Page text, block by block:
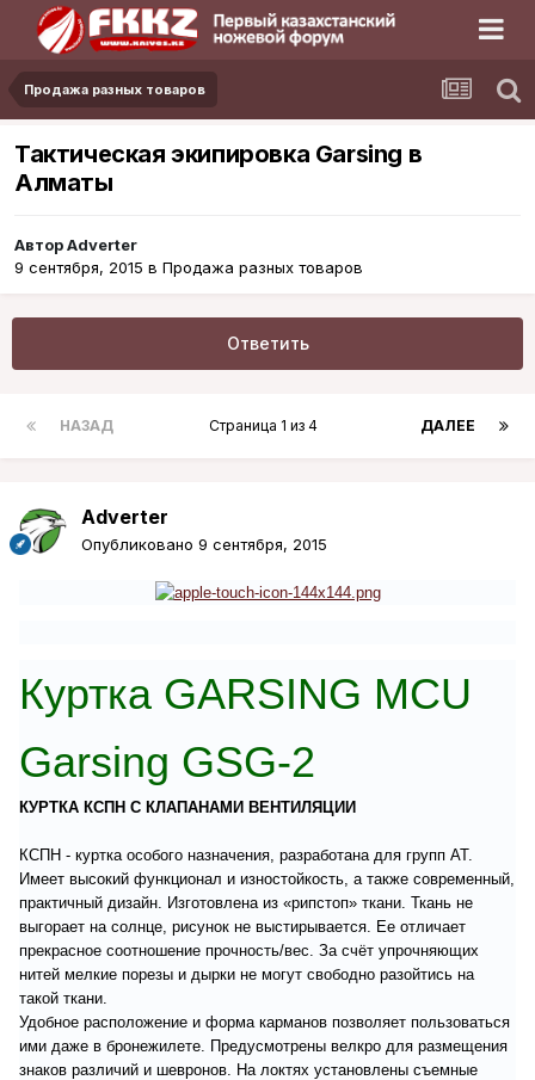
Продажа разных товаров
Тактическая экипировка Garsing в
Алматы
АвторAdverter
9 сентября, 2015 в Продажа разных товаров
Ответить
НАЗАД ДАЛЕЕ
Страница 1 из 4
Adverter
Опубликовано 9 сентября, 2015
Куртка GARSING MCU
Garsing GSG-2
КУРТКА КСПН С КЛАПАНАМИ ВЕНТИЛЯЦИИ
КСПН - куртка особого назначения, разработана для групп АТ.
Имеет высокий функционал и изностойкость, а также современный,
практичный дизайн. Изготовлена из «рипстоп» ткани. Ткань не
выгорает на солнце, рисунок не выстирывается. Ее отличает
прекрасное соотношение прочность/вес. За счёт упрочняющих
нитей мелкие порезы и дырки не могут свободно разойтись на
такой ткани.
Удобное расположение и форма карманов позволяет пользоваться
ими даже в бронежилете. Предусмотрены велкро для размещения
знаков различий и шевронов. На локтях установлены съемные